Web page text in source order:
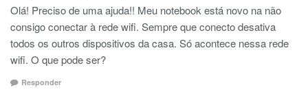
Olá! Preciso de uma ajuda!! Meu notebook está novo na não
consigo conectar à rede wifi. Sempre que conecto desativa
todos os outros dispositivos da casa. Só acontece nessa rede
wifi. O que pode ser?
Responder